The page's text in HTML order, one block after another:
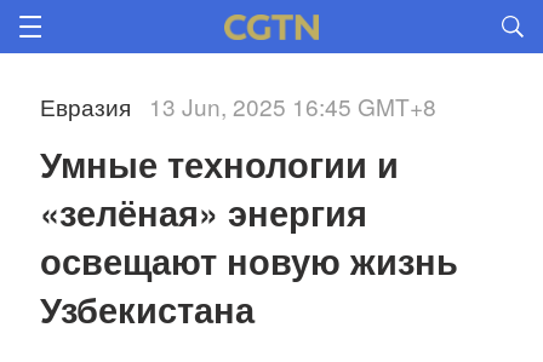
Евразия 13 Jun, 2025 16:45 GMT+8
Умные технологии и
«зелёная» энергия
освещают новую жизнь
Узбекистана